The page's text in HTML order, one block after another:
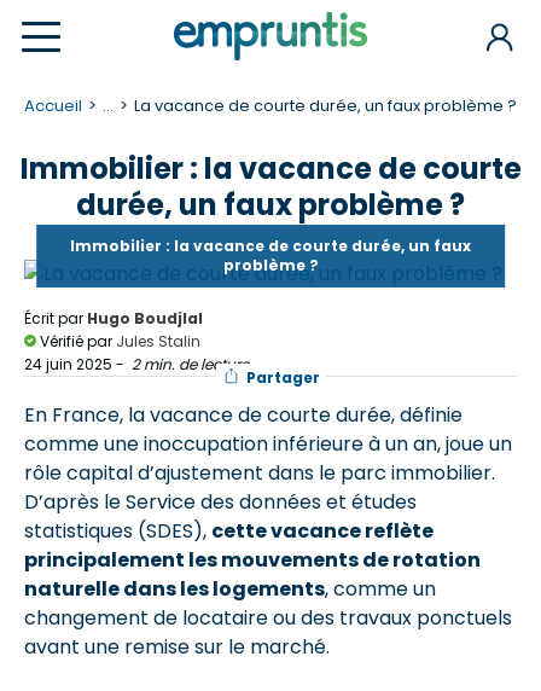
Accueil ... La vacance de courte durée, un faux problème ?
Immobilier : la vacance de courte
durée, un faux problème ?
Immobilier : la vacance de courte durée, un faux
problème ?
Écrit par Hugo Boudjlal
Vérifié par Jules Stalin
24 juin 2025 - 2 min. de lecture
Partager
En France, la vacance de courte durée, définie
comme une inoccupation inférieure à un an, joue un
rôle capital d’ajustement dans le parc immobilier.
D’après le Service des données et études
statistiques (SDES), cette vacance reflète
principalement les mouvements de rotation
naturelle dans les logements, comme un
changement de locataire ou des travaux ponctuels
avant une remise sur le marché.